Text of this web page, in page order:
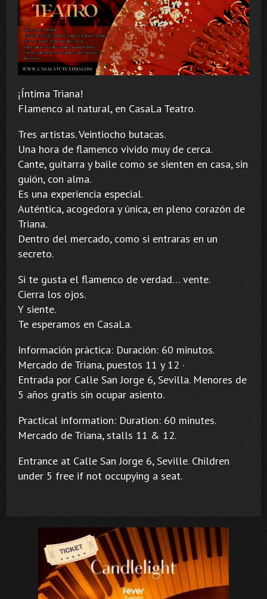
¡Íntima Triana!
Flamenco al natural, en CasaLa Teatro.
Tres artistas. Veintiocho butacas.
Una hora de flamenco vivido muy de cerca.
Cante, guitarra y baile como se sienten en casa, sin
guión, con alma.
Es una experiencia especial.
Auténtica, acogedora y única, en pleno corazón de
Triana.
Dentro del mercado, como si entraras en un
secreto.
Si te gusta el flamenco de verdad… vente.
Cierra los ojos.
Y siente.
Te esperamos en CasaLa.
Información práctica: Duración: 60 minutos.
Mercado de Triana, puestos 11 y 12 ·
Entrada por Calle San Jorge 6, Sevilla. Menores de
5 años gratis sin ocupar asiento.
Practical information: Duration: 60 minutes.
Mercado de Triana, stalls 11 & 12.
Entrance at Calle San Jorge 6, Seville. Children
under 5 free if not occupying a seat.